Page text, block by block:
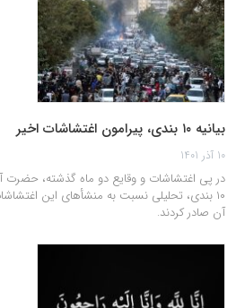
بیانیه ۱۰ بندی، پیرامون اغتشاشات اخیر
10 آذر 1401
در پی اغتشاشات و وقایع دو ماه گذشته، حضرت
۱۰ بندی، تحلیلی نسبت به منشأهای این
آن صادر کردند.